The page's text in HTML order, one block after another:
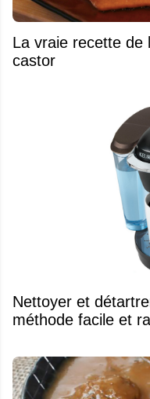
La vraie recette de
castor
Nettoyer et
méthode facile et